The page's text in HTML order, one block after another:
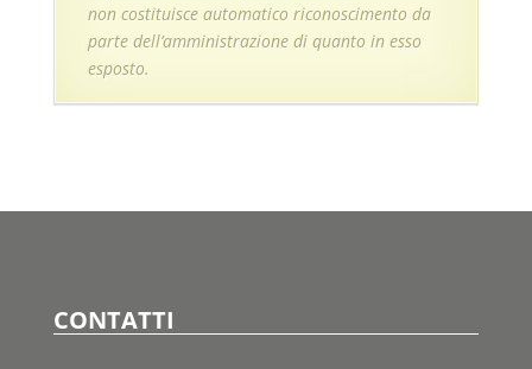
non costituisce automatico riconoscimento da
parte dell’amministrazione di quanto in esso
esposto.
CONTATTI